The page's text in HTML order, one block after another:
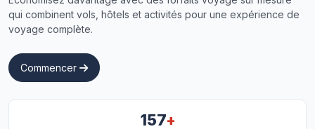
qui combinent vols, hôtels et activités pour une expérience de
voyage complète.
Commencer
157+